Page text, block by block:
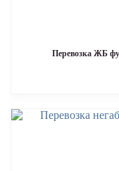
Перевозка ЖБ